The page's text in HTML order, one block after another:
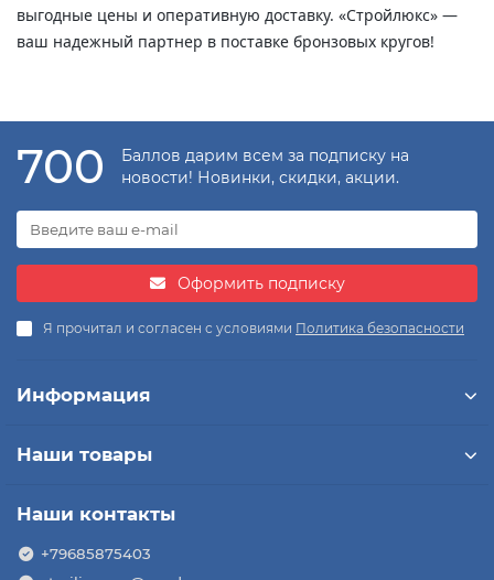
выгодные цены и оперативную доставку. «Стройлюкс» —
ваш надежный партнер в поставке бронзовых кругов!
700
Баллов дарим всем за подписку на
новости! Новинки, скидки, акции.
Оформить подписку
Я прочитал и согласен с условиями Политика безопасности
Информация
Наши товары
Наши контакты
+79685875403